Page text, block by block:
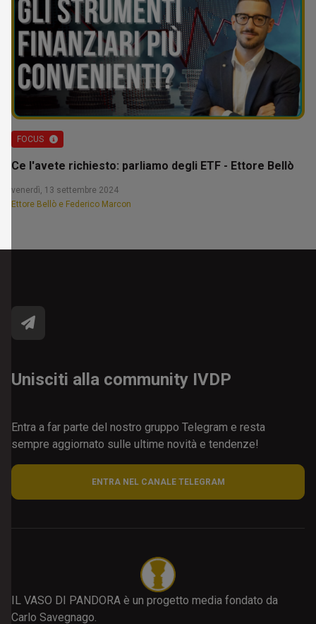
FOCUS
Ce l'avete richiesto: parliamo degli ETF - Ettore Bellò
venerdì, 13 settembre 2024
Ettore Bellò e Federico Marcon
Unisciti alla community IVDP
Entra a far parte del nostro gruppo Telegram e resta
sempre aggiornato sulle ultime novità e tendenze!
ENTRA NEL CANALE TELEGRAM
IL VASO DI PANDORA è un progetto media fondato da
Carlo Savegnago.